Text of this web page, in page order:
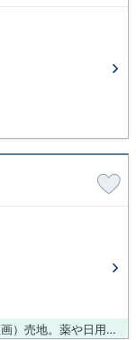
こだわりポイント満載の岐阜県可児市土田（D区画）売地。薬や日用品を買うのに便利なV・drug 可児薬局まで、448mです。買い物の際の道のりも楽になりやすい平坦地です。売地をお探しの方に、こちらの土地はイチオシです。お客様にご満足いただけるよう、吉村不動産販売株式会社は全力で不動産探しのサポートをしてまいります。お気軽に0120-431-330またはinfo@yoshimurafudousan.comまでご連絡ください。